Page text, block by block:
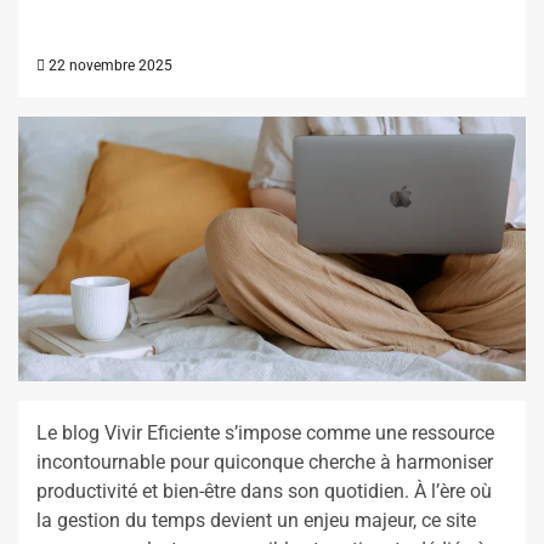
22 novembre 2025
Le blog Vivir Eficiente s’impose comme une ressource
incontournable pour quiconque cherche à harmoniser
productivité et bien-être dans son quotidien. À l’ère où
la gestion du temps devient un enjeu majeur, ce site